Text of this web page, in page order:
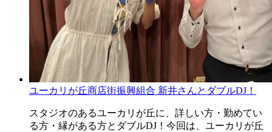
ユーカリが丘商店街振興組合 新井さんとダブルDJ！
スタジオのあるユーカリが丘に、詳しい方・勤めてい
る方・縁がある方とダブルDJ！今回は、ユーカリが丘